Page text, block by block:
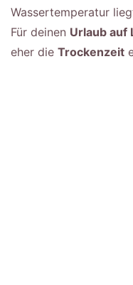
Wassertemperatur
Für deinen Urlaub auf
eher die Trockenzeit